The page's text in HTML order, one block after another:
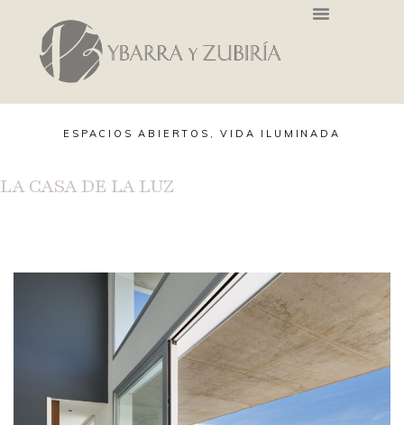
ESPACIOS ABIERTOS, VIDA ILUMINADA
LA CASA DE LA LUZ